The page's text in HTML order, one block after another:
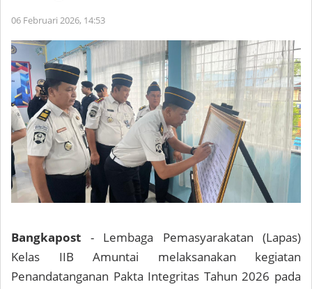
06 Februari 2026, 14:53
Bangkapost - Lembaga Pemasyarakatan (Lapas)
Kelas IIB Amuntai melaksanakan kegiatan
Penandatanganan Pakta Integritas Tahun 2026 pada